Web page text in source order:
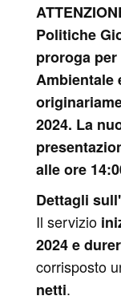
Politiche
proroga
Ambientale
2024. La
alle ore
Dettagli
Il servizio
2024 e
corrisposto
netti.